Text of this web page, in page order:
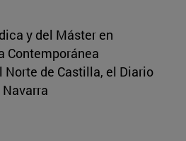
y del Máster en
Contemporánea
Norte de Castilla, el Diario